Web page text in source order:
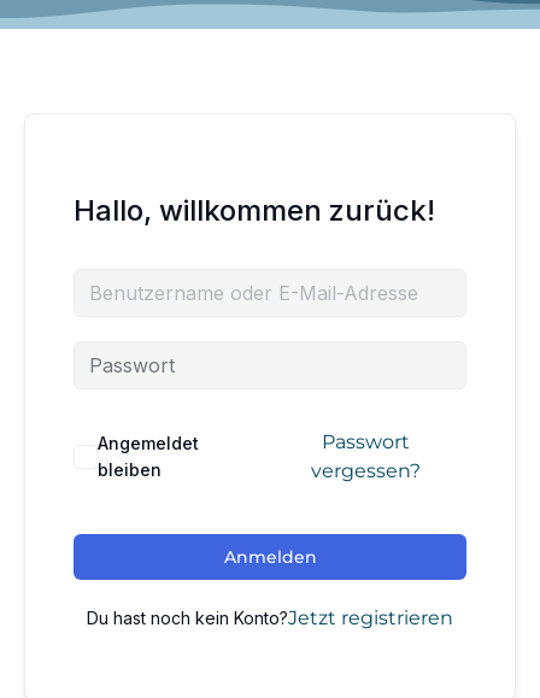
Hallo, willkommen zurück!
Angemeldet
bleiben
Passwort
vergessen?
Anmelden
Du hast noch kein Konto?Jetzt registrieren